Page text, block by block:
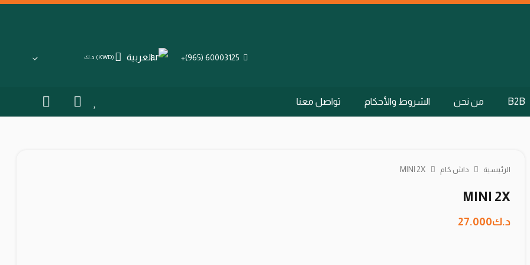
60003125 (965)+ العربية (KWD) د.ك
B2B من نحن الشروط والأحكام تواصل معنا
الرئيسية داش كام MINI 2X
MINI 2X
د.ك27.000